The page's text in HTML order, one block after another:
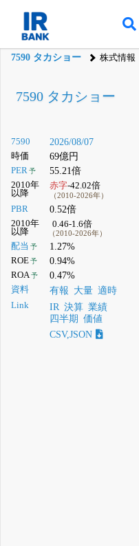
7590 タカショー 株式情報
7590 タカショー
7590 2026/08/07
時価 69億円
PER予 55.21倍
2010年
以降
赤字-42.02倍
（2010-2026年）
PBR 0.52倍
2010年
以降
0.46-1.6倍
（2010-2026年）
配当 予 1.27%
ROE予 0.94%
ROA 予 0.47%
資料 有報 大量 適時
Link IR 決算 業績
四半期 価値
CSV,JSON